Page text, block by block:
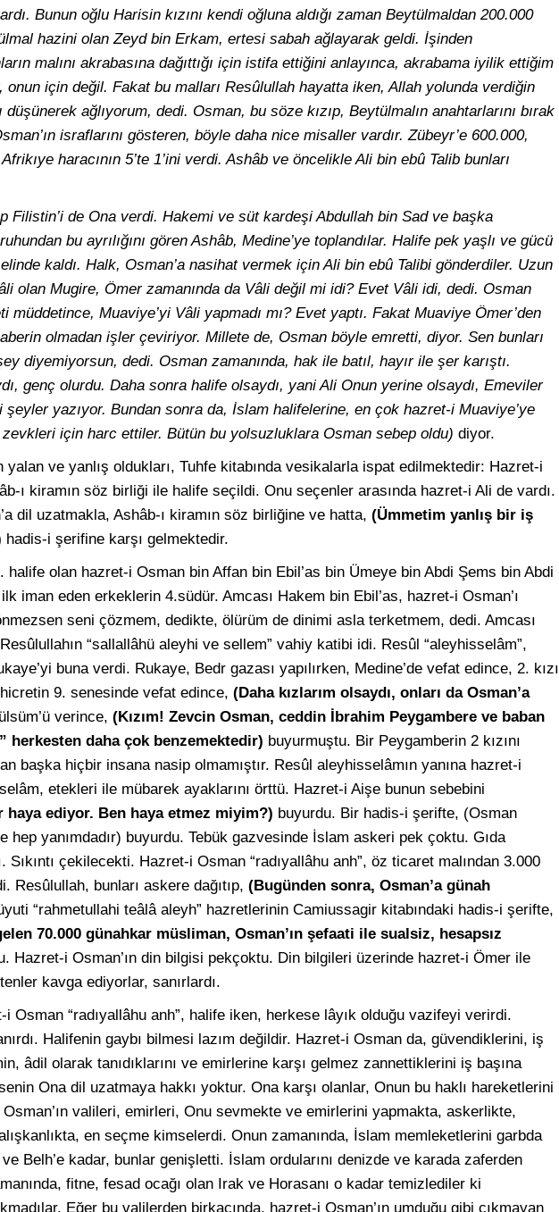
Bunun oğlu Harisin kızını kendi oğluna aldığı zaman Beytülmaldan 200.000
hazini olan Zeyd bin Erkam, ertesi sabah ağlayarak geldi. İşinden
malını akrabasına dağıttığı için istifa ettiğini anlayınca, akrabama iyilik ettiğim
onun için değil. Fakat bu malları Resûlullah hayatta iken, Allah yolunda verdiğin
düşünerek ağlıyorum, dedi. Osman, bu söze kızıp, Beytülmalın anahtarlarını bırak
israflarını gösteren, böyle daha nice misaller vardır. Zübeyr’e 600.000,
haracının 5’te 1’ini verdi. Ashâb ve öncelikle Ali bin ebû Talib bunları
Filistin’i de Ona verdi. Hakemi ve süt kardeşi Abdullah bin Sad ve başka
bu ayrılığını gören Ashâb, Medine’ye toplandılar. Halife pek yaşlı ve gücü
kaldı. Halk, Osman’a nasihat vermek için Ali bin ebû Talibi gönderdiler. Uzun
olan Mugire, Ömer zamanında da Vâli değil mi idi? Evet Vâli idi, dedi. Osman
müddetince, Muaviye’yi Vâli yapmadı mı? Evet yaptı. Fakat Muaviye Ömer’den
olmadan işler çeviriyor. Millete de, Osman böyle emretti, diyor. Sen bunları
diyemiyorsun, dedi. Osman zamanında, hak ile batıl, hayır ile şer karıştı.
genç olurdu. Daha sonra halife olsaydı, yani Ali Onun yerine olsaydı, Emeviler
şeyler yazıyor. Bundan sonra da, İslam halifelerine, en çok hazret-i Muaviye’ye
için harc ettiler. Bütün bu yolsuzluklara Osman sebep oldu) diyor.
yalan ve yanlış oldukları, Tuhfe kitabında vesikalarla ispat edilmektedir: Hazret-i
ı kiramın söz birliği ile halife seçildi. Onu seçenler arasında hazret-i Ali de vardı.
dil uzatmakla, Ashâb-ı kiramın söz birliğine ve hatta, (Ümmetim yanlış bir iş
hadis-i şerifine karşı gelmektedir.
halife olan hazret-i Osman bin Affan bin Ebil’as bin Ümeye bin Abdi Şems bin Abdi
iman eden erkeklerin 4.südür. Amcası Hakem bin Ebil’as, hazret-i Osman’ı
seni çözmem, dedikte, ölürüm de dinimi asla terketmem, dedi. Amcası
“sallallâhü aleyhi ve sellem” vahiy katibi idi. Resûl “aleyhisselâm”,
buna verdi. Rukaye, Bedr gazası yapılırken, Medine’de vefat edince, 2. kızı
9. senesinde vefat edince, (Daha kızlarım olsaydı, onları da Osman’a
verince, (Kızım! Zevcin Osman, ceddin İbrahim Peygambere ve baban
herkesten daha çok benzemektedir) buyurmuştu. Bir Peygamberin 2 kızını
başka hiçbir insana nasip olmamıştır. Resûl aleyhisselâmın yanına hazret-i
etekleri ile mübarek ayaklarını örttü. Hazret-i Aişe bunun sebebini
haya ediyor. Ben haya etmez miyim?) buyurdu. Bir hadis-i şerifte, (Osman
hep yanımdadır) buyurdu. Tebük gazvesinde İslam askeri pek çoktu. Gıda
Sıkıntı çekilecekti. Hazret-i Osman “radıyallâhu anh”, öz ticaret malından 3.000
Resûlullah, bunları askere dağıtıp, (Bugünden sonra, Osman’a günah
“rahmetullahi teâlâ aleyh” hazretlerinin Camiussagir kitabındaki hadis-i şerifte,
70.000 günahkar müsliman, Osman’ın şefaati ile sualsiz, hesapsız
Hazret-i Osman’ın din bilgisi pekçoktu. Din bilgileri üzerinde hazret-i Ömer ile
kavga ediyorlar, sanırlardı.
Osman “radıyallâhu anh”, halife iken, herkese lâyık olduğu vazifeyi verirdi.
Halifenin gaybı bilmesi lazım değildir. Hazret-i Osman da, güvendiklerini, iş
âdil olarak tanıdıklarını ve emirlerine karşı gelmez zannettiklerini iş başına
Ona dil uzatmaya hakkı yoktur. Ona karşı olanlar, Onun bu haklı hareketlerini
valileri, emirleri, Onu sevmekte ve emirlerini yapmakta, askerlikte,
en seçme kimselerdi. Onun zamanında, İslam memleketlerini garbda
Belh’e kadar, bunlar genişletti. İslam ordularını denizde ve karada zaferden
fitne, fesad ocağı olan Irak ve Horasanı o kadar temizlediler ki
Eğer bu valilerden birkaçında, hazret-i Osman’ın umduğu gibi çıkmayan